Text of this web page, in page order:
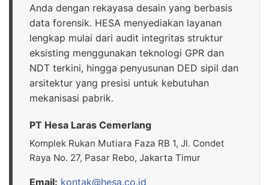
Anda dengan rekayasa desain yang berbasis
data forensik. HESA menyediakan layanan
lengkap mulai dari audit integritas struktur
eksisting menggunakan teknologi GPR dan
NDT terkini, hingga penyusunan DED sipil dan
arsitektur yang presisi untuk kebutuhan
mekanisasi pabrik.
PT Hesa Laras Cemerlang
Komplek Rukan Mutiara Faza RB 1, Jl. Condet
Raya No. 27, Pasar Rebo, Jakarta Timur
Email: kontak@hesa.co.id